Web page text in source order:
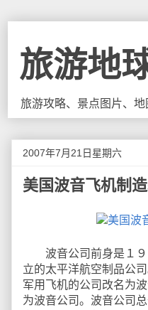
旅游地
旅游攻略、景点图片、
2007年7月21日星期六
美国波音飞机制
波音公司前身是１９
立的太平洋航空制品公
军用飞机的公司改名为
为波音公司。波音公司